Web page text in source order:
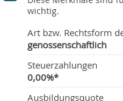
wichtig.
Art bzw. Rechtsform
genossenschaftlich
Steuerzahlungen
0,00%*
Ausbildungsquote